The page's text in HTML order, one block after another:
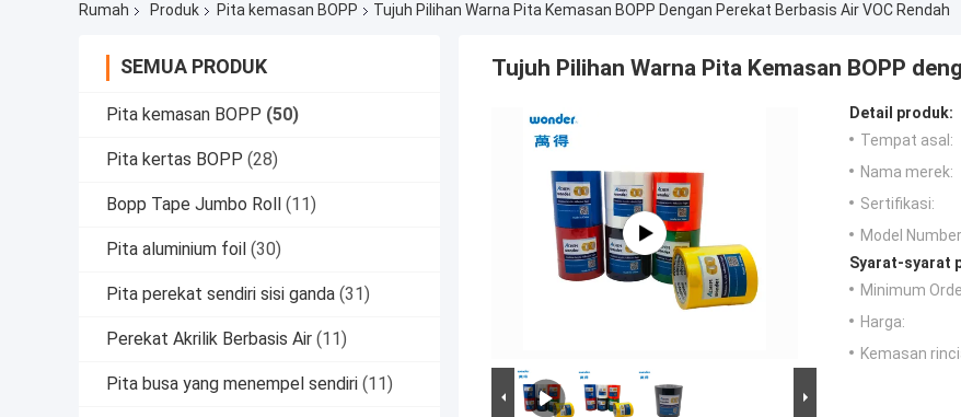
Rumah Produk Pita kemasan BOPP Tujuh Pilihan Warna Pita Kemasan BOPP Dengan Perekat Berbasis Air VOC Rendah
SEMUA PRODUK
Pita kemasan BOPP (50)
Pita kertas BOPP (28)
Bopp Tape Jumbo Roll (11)
Pita aluminium foil (30)
Pita perekat sendiri sisi ganda (31)
Perekat Akrilik Berbasis Air (11)
Pita busa yang menempel sendiri (11)
Tujuh Pilihan Warna Pita Kemasan BOPP
Detail produk:
Tempat asal:
Nama merek:
Sertifikasi:
Model
Syarat-syarat
Minimum
Harga:
Kemasan